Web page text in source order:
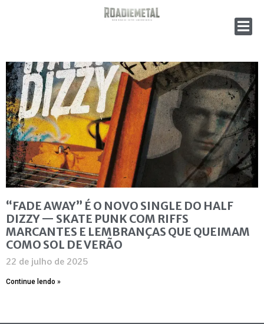
“FADE AWAY” É O NOVO SINGLE DO HALF
DIZZY — SKATE PUNK COM RIFFS
MARCANTES E LEMBRANÇAS QUE QUEIMAM
COMO SOL DE VERÃO
22 de julho de 2025
Continue lendo »